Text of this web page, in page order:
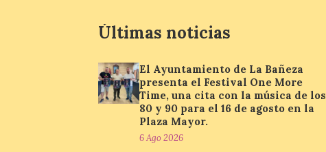
Últimas noticias
El Ayuntamiento de La Bañeza
presenta el Festival One More
Time, una cita con la música de los
80 y 90 para el 16 de agosto en la
Plaza Mayor.
6 Ago 2026